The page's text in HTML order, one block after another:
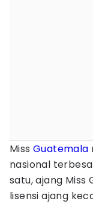
Miss Guatemala
nasional
satu, ajang
lisensi ajang